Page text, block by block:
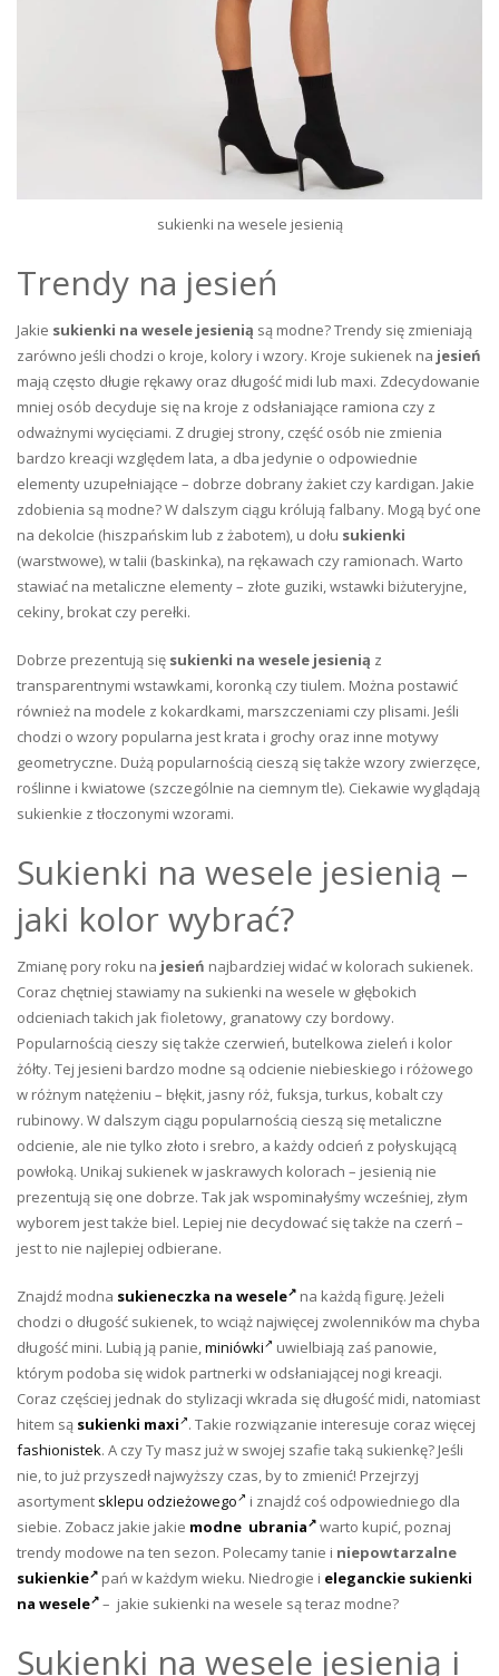
sukienki na wesele jesienią
Trendy na jesień
Jakie sukienki na wesele jesienią są modne? Trendy się zmieniają
zarówno jeśli chodzi o kroje, kolory i wzory. Kroje sukienek na jesień
mają często długie rękawy oraz długość midi lub maxi. Zdecydowanie
mniej osób decyduje się na kroje z odsłaniające ramiona czy z
odważnymi wycięciami. Z drugiej strony, część osób nie zmienia
bardzo kreacji względem lata, a dba jedynie o odpowiednie
elementy uzupełniające – dobrze dobrany żakiet czy kardigan. Jakie
zdobienia są modne? W dalszym ciągu królują falbany. Mogą być one
na dekolcie (hiszpańskim lub z żabotem), u dołu sukienki
(warstwowe), w talii (baskinka), na rękawach czy ramionach. Warto
stawiać na metaliczne elementy – złote guziki, wstawki biżuteryjne,
cekiny, brokat czy perełki.
Dobrze prezentują się sukienki na wesele jesienią z
transparentnymi wstawkami, koronką czy tiulem. Można postawić
również na modele z kokardkami, marszczeniami czy plisami. Jeśli
chodzi o wzory popularna jest krata i grochy oraz inne motywy
geometryczne. Dużą popularnością cieszą się także wzory zwierzęce,
roślinne i kwiatowe (szczególnie na ciemnym tle). Ciekawie wyglądają
sukienkie z tłoczonymi wzorami.
Sukienki na wesele jesienią –
jaki kolor wybrać?
Zmianę pory roku na jesień najbardziej widać w kolorach sukienek.
Coraz chętniej stawiamy na sukienki na wesele w głębokich
odcieniach takich jak fioletowy, granatowy czy bordowy.
Popularnością cieszy się także czerwień, butelkowa zieleń i kolor
żółty. Tej jesieni bardzo modne są odcienie niebieskiego i różowego
w różnym natężeniu – błękit, jasny róż, fuksja, turkus, kobalt czy
rubinowy. W dalszym ciągu popularnością cieszą się metaliczne
odcienie, ale nie tylko złoto i srebro, a każdy odcień z połyskującą
powłoką. Unikaj sukienek w jaskrawych kolorach – jesienią nie
prezentują się one dobrze. Tak jak wspominałyśmy wcześniej, złym
wyborem jest także biel. Lepiej nie decydować się także na czerń –
jest to nie najlepiej odbierane.
Znajdź modna sukieneczka na wesele
na każdą figurę. Jeżeli
chodzi o długość sukienek, to wciąż najwięcej zwolenników ma chyba
długość mini. Lubią ją panie,miniówki
uwielbiają zaś panowie,
którym podoba się widok partnerki w odsłaniającej nogi kreacji.
Coraz częściej jednak do stylizacji wkrada się długość midi, natomiast
hitem są sukienki maxi . Takie rozwiązanie interesuje coraz więcej
fashionistek. A czy Ty masz już w swojej szafie taką sukienkę? Jeśli
nie, to już przyszedł najwyższy czas, by to zmienić! Przejrzyj
asortyment sklepu odzieżowego
i znajdź coś odpowiedniego dla
siebie. Zobacz jakie jakie modne ubrania
warto kupić, poznaj
trendy modowe na ten sezon. Polecamy tanie i niepowtarzalne
sukienkie
pań w każdym wieku. Niedrogie i eleganckie sukienki
na wesele
– jakie sukienki na wesele są teraz modne?
Sukienki na wesele jesienią i